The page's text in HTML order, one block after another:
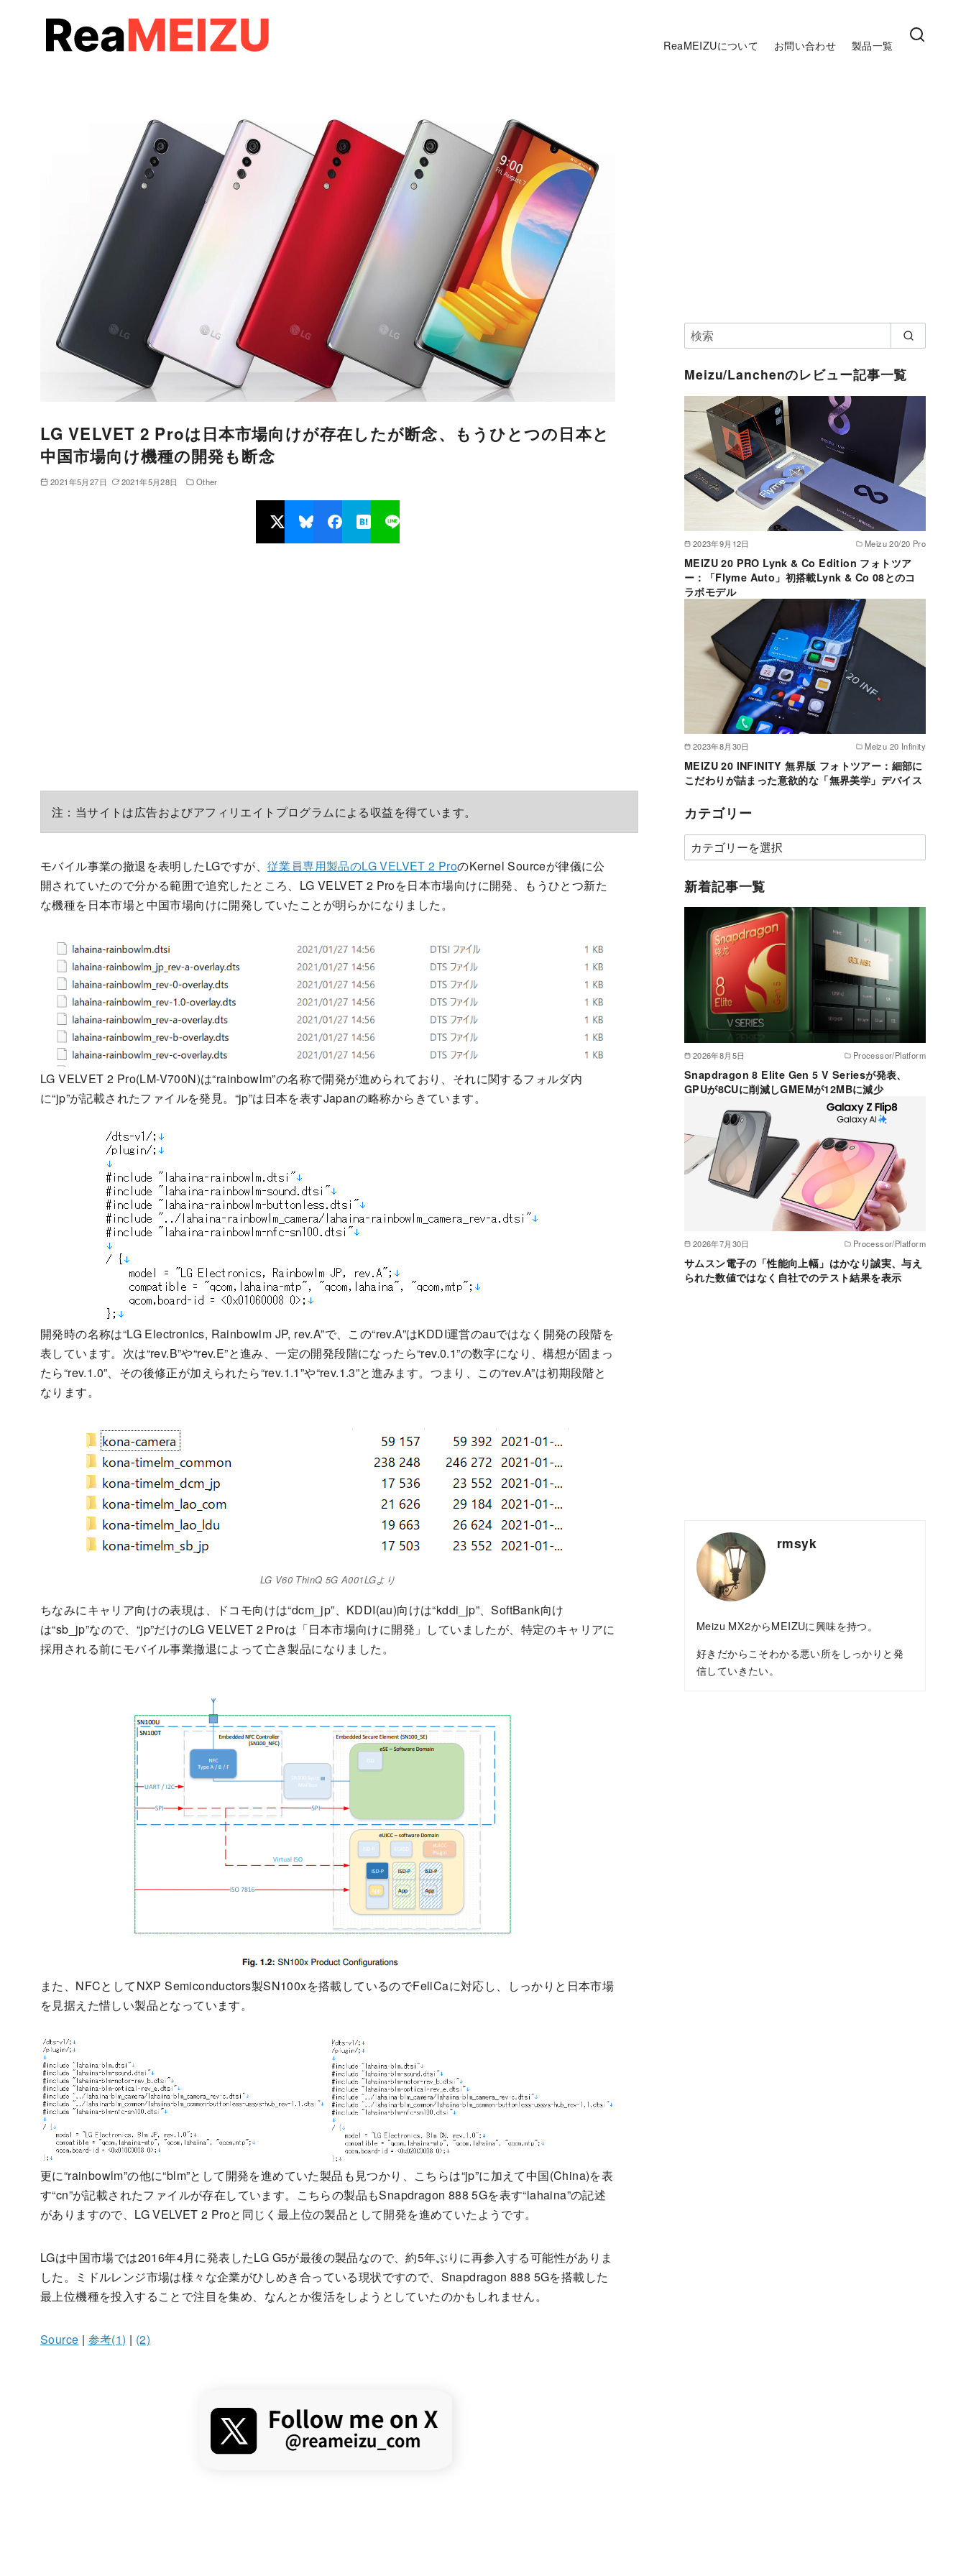
ReaMEIZUについて お問い合わせ 製品一覧
LG VELVET 2 Proは日本市場向けが存在したが断念、もうひとつの日本と
中国市場向け機種の開発も断念
2021年5月27日 2021年5月28日 Other
注：当サイトは広告およびアフィリエイトプログラムによる収益を得ています。
モバイル事業の撤退を表明したLGですが、 従業員専用製品のLG VELVET 2 ProのKernel Sourceが律儀に公
開されていたので分かる範囲で追究したところ、LG VELVET 2 Proを日本市場向けに開発、もうひとつ新た
な機種を日本市場と中国市場向けに開発していたことが明らかになりました。
LG VELVET 2 Pro(LM-V700N)は“rainbowlm”の名称で開発が進められており、それに関するフォルダ内
に“jp”が記載されたファイルを発見。“jp”は日本を表すJapanの略称からきています。
開発時の名称は“LG Electronics, Rainbowlm JP, rev.A”で、この“rev.A”はKDDI運営のauではなく開発の段階を
表しています。次は“rev.B”や“rev.E”と進み、一定の開発段階になったら“rev.0.1”の数字になり、構想が固まっ
たら“rev.1.0”、その後修正が加えられたら“rev.1.1”や“rev.1.3”と進みます。つまり、この“rev.A”は初期段階と
なります。
LG V60 ThinQ 5G A001LGより
ちなみにキャリア向けの表現は、ドコモ向けは“dcm_jp”、KDDI(au)向けは“kddi_jp”、SoftBank向け
は“sb_jp”なので、“jp”だけのLG VELVET 2 Proは「日本市場向けに開発」していましたが、特定のキャリアに
採用される前にモバイル事業撤退によって亡き製品になりました。
また、NFCとしてNXP Semiconductors製SN100xを搭載しているのでFeliCaに対応し、しっかりと日本市場
を見据えた惜しい製品となっています。
更に“rainbowlm”の他に“blm”として開発を進めていた製品も見つかり、こちらは“jp”に加えて中国(China)を表
す“cn”が記載されたファイルが存在しています。こちらの製品もSnapdragon 888 5Gを表す“lahaina”の記述
がありますので、LG VELVET 2 Proと同じく最上位の製品として開発を進めていたようです。
LGは中国市場では2016年4月に発表したLG G5が最後の製品なので、約5年ぶりに再参入する可能性がありま
した。ミドルレンジ市場は様々な企業がひしめき合っている現状ですので、Snapdragon 888 5Gを搭載した
最上位機種を投入することで注目を集め、なんとか復活をしようとしていたのかもしれません。
Source | 参考(1) | (2)
Meizu/Lanchenのレビュー記事一覧
2023年9月12日 Meizu 20/20 Pro
MEIZU 20 PRO Lynk & Co Edition フォトツア
ー：「Flyme Auto」初搭載Lynk & Co 08とのコ
ラボモデル
2023年8月30日 Meizu 20 Infinity
MEIZU 20 INFINITY 無界版 フォトツアー：細部に
こだわりが詰まった意欲的な「無界美学」デバイス
カテゴリー
カ
テ
ゴ
新着記事一覧
2026年8月5日 Processor/Platform
Snapdragon 8 Elite Gen 5 V Seriesが発表、
GPUが8CUに削減しGMEMが12MBに減少
2026年7月30日 Processor/Platform
サムスン電子の「性能向上幅」はかなり誠実、与え
られた数値ではなく自社でのテスト結果を表示
rmsyk
Meizu MX2からMEIZUに興味を持つ。
好きだからこそわかる悪い所をしっかりと発
信していきたい。